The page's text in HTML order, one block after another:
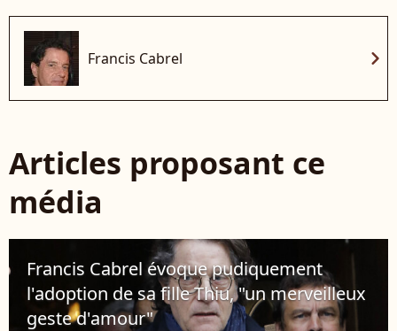
Francis Cabrel chevron_right
Articles proposant ce
média
Francis Cabrel évoque pudiquement
l'adoption de sa fille Thiu, "un merveilleux
geste d'amour"